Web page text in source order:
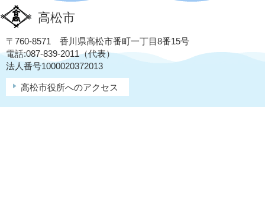
高松市
〒760-8571 香川県高松市番町一丁目8番15号
電話:087-839-2011（代表）
法人番号1000020372013
高松市役所へのアクセス